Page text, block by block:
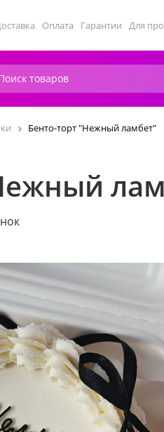
Оплата Гарантии Для
Бенто-торт "Нежный ламбет"